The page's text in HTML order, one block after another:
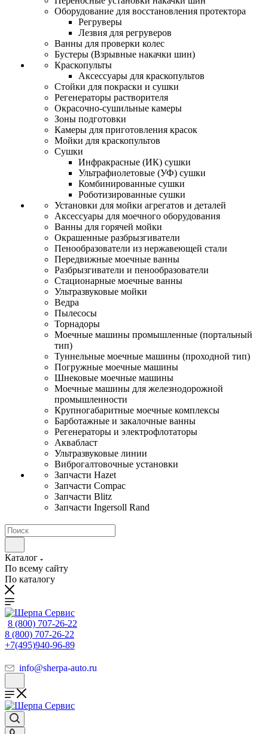
Оборудование для восстановления протектора
Регруверы
Лезвия для регруверов
Ванны для проверки колес
Бустеры (Взрывные накачки шин)
Краскопульты
Аксессуары для краскопультов
Стойки для покраски и сушки
Регенераторы растворителя
Окрасочно-сушильные камеры
Зоны подготовки
Камеры для приготовления красок
Мойки для краскопультов
Сушки
Инфракрасные (ИК) сушки
Ультрафиолетовые (УФ) сушки
Комбинированные сушки
Роботизированные сушки
Установки для мойки агрегатов и деталей
Аксессуары для моечного оборудования
Ванны для горячей мойки
Окрашенные разбрызгиватели
Пенообразователи из нержавеющей стали
Передвижные моечные ванны
Разбрызгиватели и пенообразователи
Стационарные моечные ванны
Ультразвуковые мойки
Ведра
Пылесосы
Торнадоры
Моечные машины промышленные (портальный
тип)
Туннельные моечные машины (проходной тип)
Погружные моечные машины
Шнековые моечные машины
Моечные машины для железнодорожной
промышленности
Крупногабаритные моечные комплексы
Барботажные и закалочные ванны
Регенераторы и электрофлотаторы
Аквабласт
Ультразвуковые линии
Виброгалтовочные установки
Запчасти Hazet
Запчасти Compac
Запчасти Blitz
Запчасти Ingersoll Rand
Каталог
По всему сайту
По каталогу
8 (800) 707-26-22
8 (800) 707-26-22
+7(495)940-96-89
info@sherpa-auto.ru